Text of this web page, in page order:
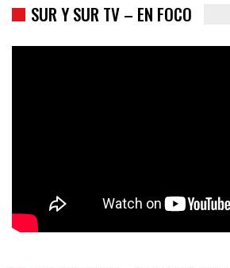
Los latinos le van dando la espalda a Trump
SUR Y SUR TV – EN FOCO